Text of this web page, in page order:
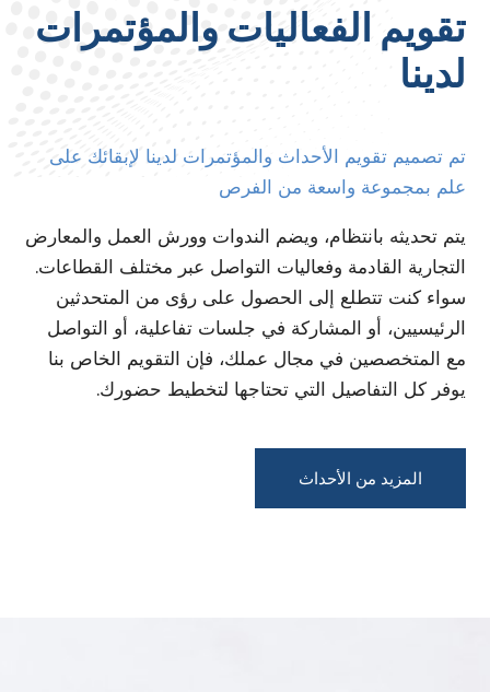
تقويم الفعاليات والمؤتمرات
لدينا
تم تصميم تقويم الأحداث والمؤتمرات لدينا لإبقائك على
علم بمجموعة واسعة من الفرص
يتم تحديثه بانتظام، ويضم الندوات وورش العمل والمعارض
التجارية القادمة وفعاليات التواصل عبر مختلف القطاعات.
سواء كنت تتطلع إلى الحصول على رؤى من المتحدثين
الرئيسيين، أو المشاركة في جلسات تفاعلية، أو التواصل
مع المتخصصين في مجال عملك، فإن التقويم الخاص بنا
يوفر كل التفاصيل التي تحتاجها لتخطيط حضورك.
المزيد من الأحداث